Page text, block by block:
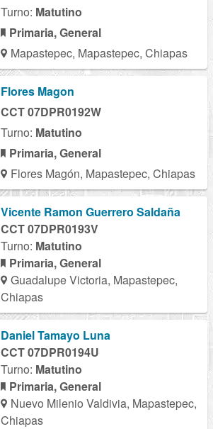
Turno: Matutino
Primaria, General
Mapastepec, Mapastepec, Chiapas
Flores Magon
CCT 07DPR0192W
Turno: Matutino
Primaria, General
Flores Magón, Mapastepec, Chiapas
Vicente Ramon Guerrero Saldaña
CCT 07DPR0193V
Turno: Matutino
Primaria, General
Guadalupe Victoria, Mapastepec,
Chiapas
Daniel Tamayo Luna
CCT 07DPR0194U
Turno: Matutino
Primaria, General
Nuevo Milenio Valdivia, Mapastepec,
Chiapas